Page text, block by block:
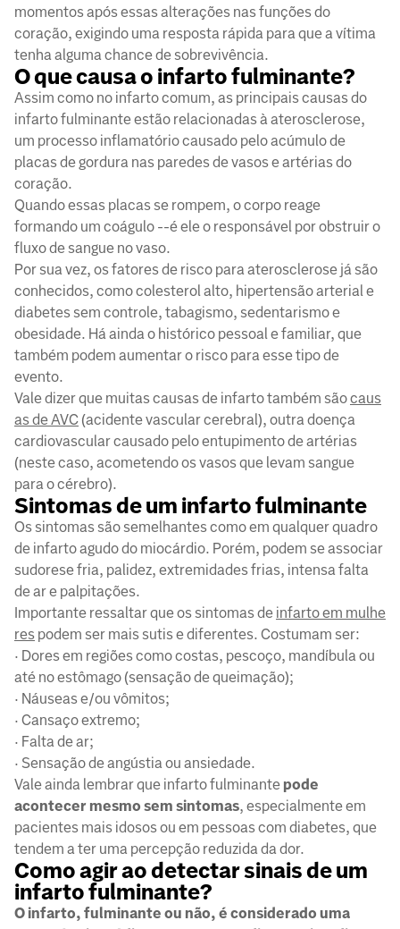
momentos após essas alterações nas funções do
coração, exigindo uma resposta rápida para que a vítima
tenha alguma chance de sobrevivência.
O que causa o infarto fulminante?
Assim como no infarto comum, as principais causas do
infarto fulminante estão relacionadas à aterosclerose,
um processo inflamatório causado pelo acúmulo de
placas de gordura nas paredes de vasos e artérias do
coração.
Quando essas placas se rompem, o corpo reage
formando um coágulo --é ele o responsável por obstruir o
fluxo de sangue no vaso.
Por sua vez, os fatores de risco para aterosclerose já são
conhecidos, como colesterol alto, hipertensão arterial e
diabetes sem controle, tabagismo, sedentarismo e
obesidade. Há ainda o histórico pessoal e familiar, que
também podem aumentar o risco para esse tipo de
evento.
Vale dizer que muitas causas de infarto também sãocaus
as de AVC (acidente vascular cerebral), outra doença
cardiovascular causado pelo entupimento de artérias
(neste caso, acometendo os vasos que levam sangue
para o cérebro).
Sintomas de um infarto fulminante
Os sintomas são semelhantes como em qualquer quadro
de infarto agudo do miocárdio. Porém, podem se associar
sudorese fria, palidez, extremidades frias, intensa falta
de ar e palpitações.
Importante ressaltar que os sintomas de infarto em mulhe
res podem ser mais sutis e diferentes. Costumam ser:
· Dores em regiões como costas, pescoço, mandíbula ou
até no estômago (sensação de queimação);
· Náuseas e/ou vômitos;
· Cansaço extremo;
· Falta de ar;
· Sensação de angústia ou ansiedade.
Vale ainda lembrar que infarto fulminante pode
acontecer mesmo sem sintomas, especialmente em
pacientes mais idosos ou em pessoas com diabetes, que
tendem a ter uma percepção reduzida da dor.
Como agir ao detectar sinais de um
infarto fulminante?
O infarto, fulminante ou não, é considerado uma